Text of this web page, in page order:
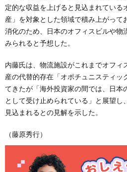
定的な収益を上げると見込まれている
産」を対象とした領域で積み上がって
消化のため、日本のオフィスビルや物
みられると予想した。
内藤氏は、物流施設がこれまでオフィ
産の代替的存在「オポチュニスティッ
てきたが「海外投資家の間では、日本
として受け止められている」と展望し
見込まれるとの見解を示した。
（藤原秀行）